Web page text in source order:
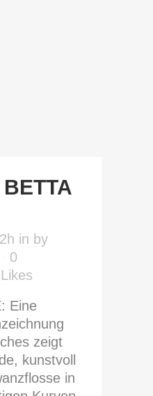
BETTA
in by
0
Likes
Eine
zeigt
kunstvoll
in